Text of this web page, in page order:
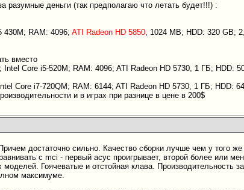
разумные деньги (так предполагаю что летать будет!!!) :
430M; RAM: 4096;ATI Radeon HD 5850, 1024 MB; HDD: 320 GB;
вместо
Core i5-520M; RAM: 4096; ATI Radeon HD 5730, 1 ГБ; HDD:
Core i7-720QM; RAM: 6144; ATI Radeon HD 5730, 1 ГБ; HDD:
и в играх при разнице в цене в 200$
достаточно сильно. Качество сборки лучше чем у того
с mci - первый асус проигрывает, второй более или
Гоячеватые и отстойная клава. Производительность
максимуме.